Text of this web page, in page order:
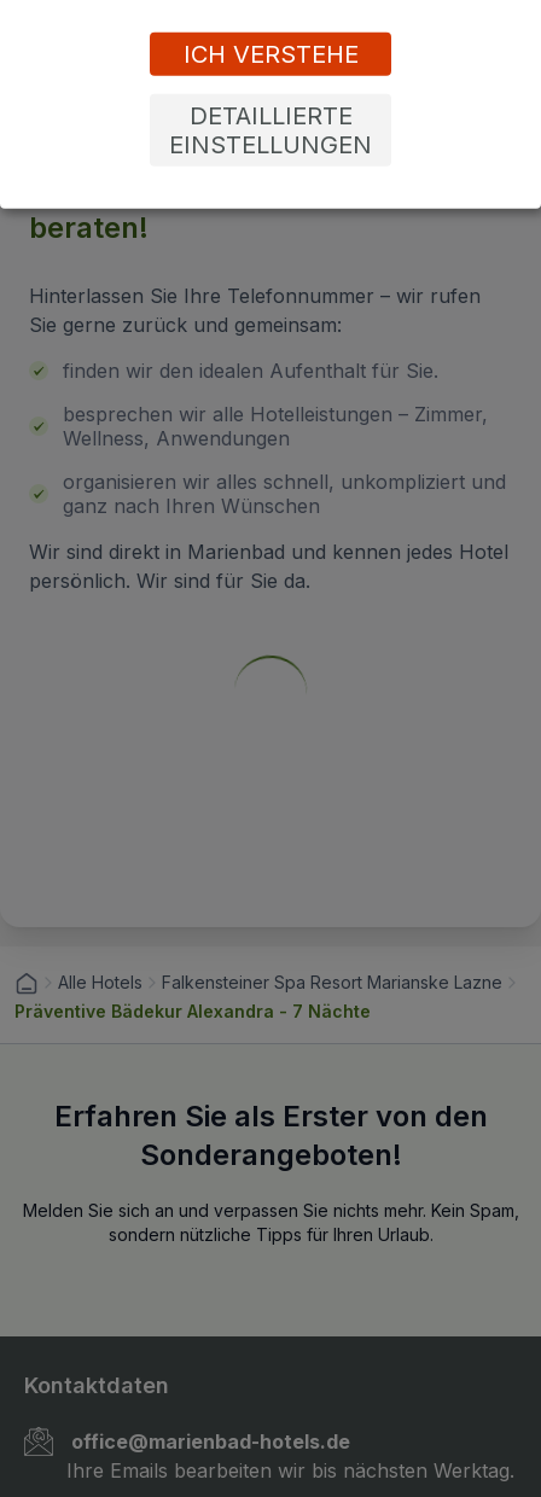
Bonusen zu jeder Reservierung!
Sind Sie unsicher bei der
beraten!
Hinterlassen Sie Ihre Telefonnummer – wir rufen
Sie gerne zurück und gemeinsam:
finden wir den idealen Aufenthalt für Sie.
besprechen wir alle Hotelleistungen – Zimmer,
Wellness, Anwendungen
organisieren wir alles schnell, unkompliziert und
ganz nach Ihren Wünschen
Wir sind direkt in Marienbad und kennen jedes Hotel
persönlich. Wir sind für Sie da.
Alle Hotels
Falkensteiner Spa Resort Marianske Lazne
Präventive Bädekur Alexandra - 7 Nächte
Erfahren Sie als Erster von den
Sonderangeboten!
Melden Sie sich an und verpassen Sie nichts mehr. Kein Spam,
sondern nützliche Tipps für Ihren Urlaub.
Kontaktdaten
office@marienbad-hotels.de
Ihre Emails bearbeiten wir bis nächsten Werktag.
DETAILLIERTE
EINSTELLUNGEN
ICH VERSTEHE